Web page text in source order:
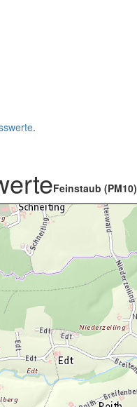
.
Feinstaub (PM10)